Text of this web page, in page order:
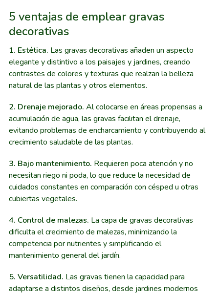
5 ventajas de emplear gravas
decorativas
1. Estética. Las gravas decorativas añaden un aspecto
elegante y distintivo a los paisajes y jardines, creando
contrastes de colores y texturas que realzan la belleza
natural de las plantas y otros elementos.
2. Drenaje mejorado. Al colocarse en áreas propensas a
acumulación de agua, las gravas facilitan el drenaje,
evitando problemas de encharcamiento y contribuyendo al
crecimiento saludable de las plantas.
3. Bajo mantenimiento. Requieren poca atención y no
necesitan riego ni poda, lo que reduce la necesidad de
cuidados constantes en comparación con césped u otras
cubiertas vegetales.
4. Control de malezas. La capa de gravas decorativas
dificulta el crecimiento de malezas, minimizando la
competencia por nutrientes y simplificando el
mantenimiento general del jardín.
5. Versatilidad. Las gravas tienen la capacidad para
adaptarse a distintos diseños, desde jardines modernos